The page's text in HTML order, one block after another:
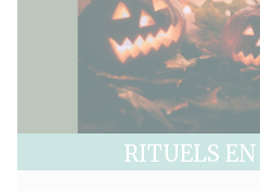
RITUELS